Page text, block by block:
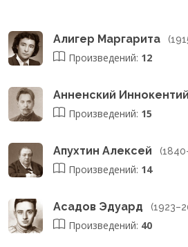
Алигер Маргарита
Произведений: 12
Анненский Иннокентий
Произведений: 15
Апухтин Алексей
Произведений: 14
Асадов Эдуард
Произведений: 40